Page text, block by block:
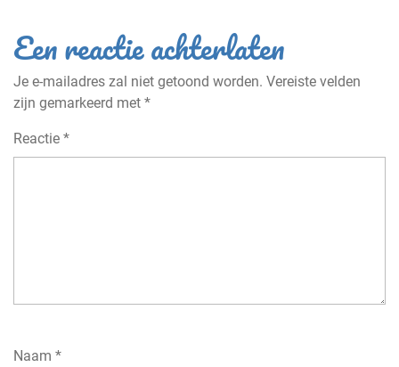
Een reactie achterlaten
Je e-mailadres zal niet getoond worden. Vereiste velden
zijn gemarkeerd met *
Reactie *
Naam *